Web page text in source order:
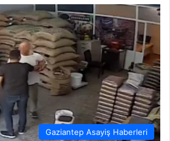
Gaziantep Asayiş Haberleri